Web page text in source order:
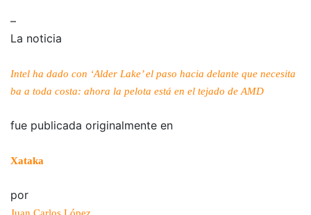
–
La noticia
Intel ha dado con ‘Alder Lake’ el paso hacia delante que necesita
ba a toda costa: ahora la pelota está en el tejado de AMD
fue publicada originalmente en
Xataka
por